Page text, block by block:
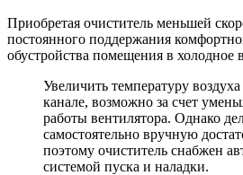
Приобретая очиститель меньшей
постоянного поддержания
обустройства помещения в холодное
Увеличить температуру
канале, возможно за счет
работы вентилятора. Однако
самостоятельно вручную
поэтому очиститель снабжен
системой пуска и наладки.